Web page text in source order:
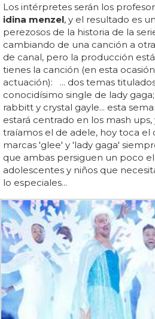
Los intérpretes serán los
idina menzel, y el resultado es
perezosos de la historia de la
cambiando de una canción a
de canal, pero la producción
tienes la canción (en esta
actuación): ... dos temas
conocidísimo single de lady
rabbitt y crystal gayle... esta
estará centrado en los mash ups,
traíamos el de adele, hoy toca
marcas 'glee' y 'lady gaga'
que ambas persiguen un poco
adolescentes y niños que
lo especiales...